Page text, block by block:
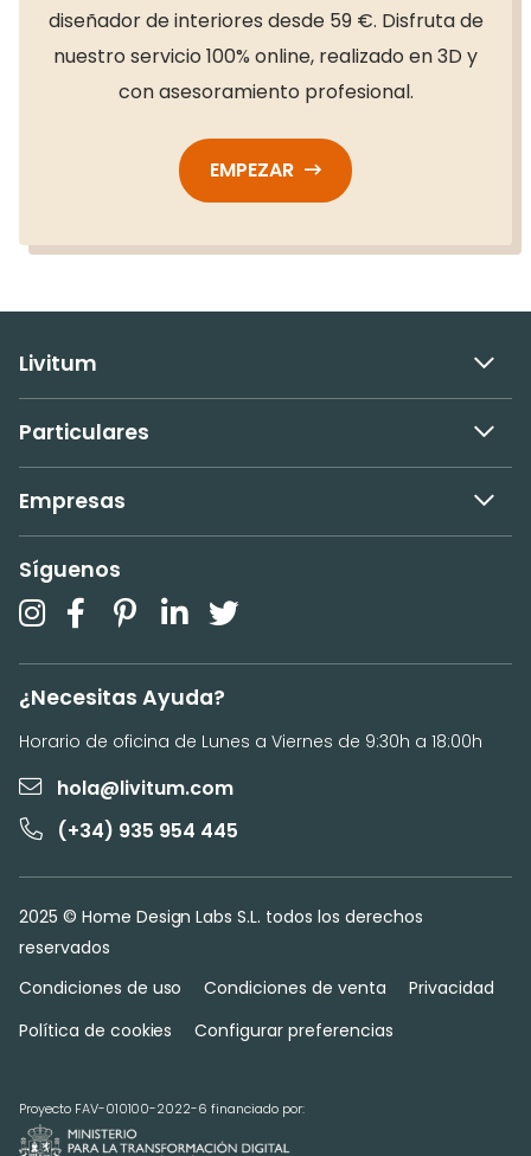
diseñador de interiores desde 59 €. Disfruta de
nuestro servicio 100% online, realizado en 3D y
con asesoramiento profesional.
EMPEZAR
Livitum
Particulares
Empresas
Síguenos
¿Necesitas Ayuda?
Horario de oficina de Lunes a Viernes de 9:30h a 18:00h
hola@livitum.com
(+34) 935 954 445
2025 © Home Design Labs S.L. todos los derechos
reservados
Condiciones de uso
Condiciones de venta
Privacidad
Política de cookies
Configurar preferencias
Proyecto FAV-010100-2022-6 financiado por: